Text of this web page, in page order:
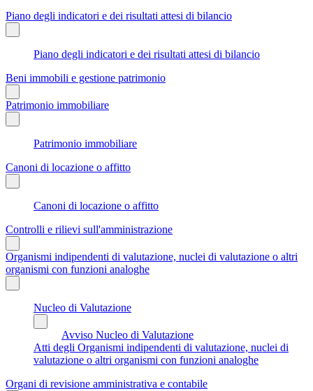
Piano degli indicatori e dei risultati attesi di bilancio
Piano degli indicatori e dei risultati attesi di bilancio
Beni immobili e gestione patrimonio
Patrimonio immobiliare
Patrimonio immobiliare
Canoni di locazione o affitto
Canoni di locazione o affitto
Controlli e rilievi sull'amministrazione
Organismi indipendenti di valutazione, nuclei di valutazione o altri
organismi con funzioni analoghe
Nucleo di Valutazione
Avviso Nucleo di Valutazione
Atti degli Organismi indipendenti di valutazione, nuclei di
valutazione o altri organismi con funzioni analoghe
Organi di revisione amministrativa e contabile